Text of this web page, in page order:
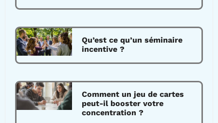
Qu’est ce qu’un séminaire
incentive ?
Comment un jeu de cartes
peut-il booster votre
concentration ?